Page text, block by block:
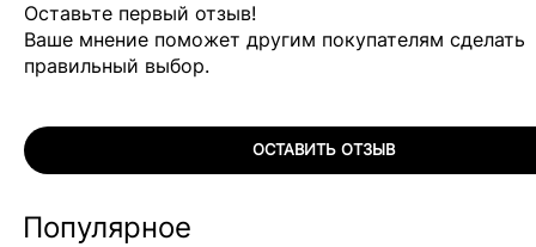
Оставьте первый отзыв!
Ваше мнение поможет другим покупателям сделать
правильный выбор.
ОСТАВИТЬ ОТЗЫВ
Популярное